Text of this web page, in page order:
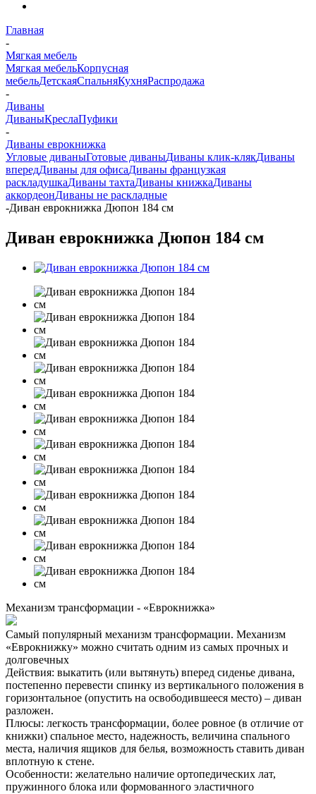
Главная
-
Мягкая мебель
Мягкая мебельКорпусная
мебельДетскаяСпальняКухняРаспродажа
-
Диваны
ДиваныКреслаПуфики
-
Диваны еврокнижка
Угловые диваныГотовые диваныДиваны клик-клякДиваны
впередДиваны для офисаДиваны французкая
раскладушкаДиваны тахтаДиваны книжкаДиваны
аккордеонДиваны не раскладные
-Диван еврокнижка Дюпон 184 см
Диван еврокнижка Дюпон 184 см
Механизм трансформации - «Еврокнижка»
Самый популярный механизм трансформации. Механизм
«Еврокнижку» можно считать одним из самых прочных и
долговечных
Действия: выкатить (или вытянуть) вперед сиденье дивана,
постепенно перевести спинку из вертикального положения в
горизонтальное (опустить на освободившееся место) – диван
разложен.
Плюсы: легкость трансформации, более ровное (в отличие от
книжки) спальное место, надежность, величина спального
места, наличия ящиков для белья, возможность ставить диван
вплотную к стене.
Особенности: желательно наличие ортопедических лат,
пружинного блока или формованного эластичного